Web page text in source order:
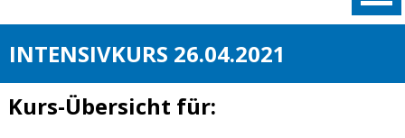
INTENSIVKURS 26.04.2021
Kurs-Übersicht für: